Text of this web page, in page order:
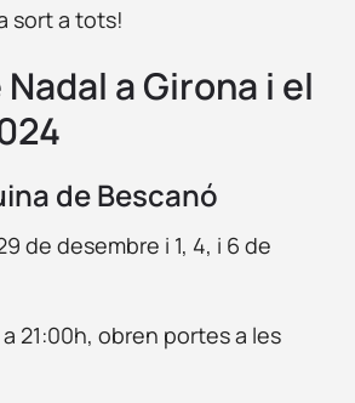
sort a tots!
a Girona i el
de Bescanó
de desembre i 1, 4, i 6 de
21:00h, obren portes a les